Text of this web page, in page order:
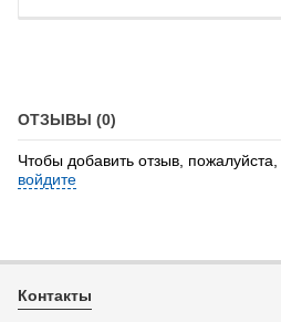
ОТЗЫВЫ (0)
Чтобы добавить отзыв, пожалуйста,
войдите
Контакты